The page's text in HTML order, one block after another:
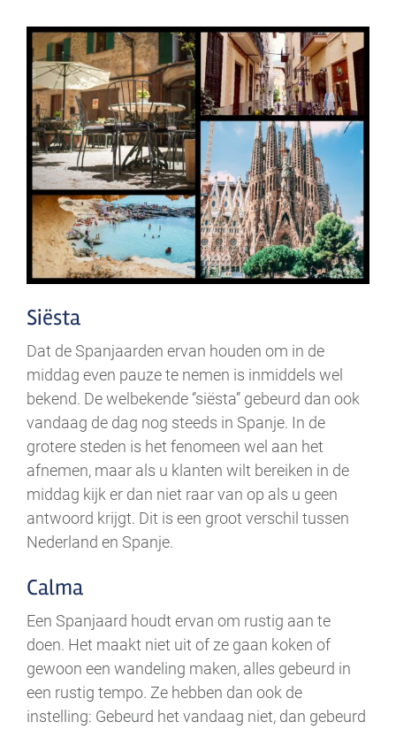
Siësta
Dat de Spanjaarden ervan houden om in de
middag even pauze te nemen is inmiddels wel
bekend. De welbekende ‘’siësta’’ gebeurd dan ook
vandaag de dag nog steeds in Spanje. In de
grotere steden is het fenomeen wel aan het
afnemen, maar als u klanten wilt bereiken in de
middag kijk er dan niet raar van op als u geen
antwoord krijgt. Dit is een groot verschil tussen
Nederland en Spanje.
Calma
Een Spanjaard houdt ervan om rustig aan te
doen. Het maakt niet uit of ze gaan koken of
gewoon een wandeling maken, alles gebeurd in
een rustig tempo. Ze hebben dan ook de
instelling: Gebeurd het vandaag niet, dan gebeurd